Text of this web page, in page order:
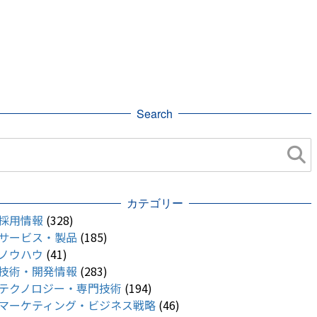
Search
カテゴリー
用情報 (328)
ービス・製品 (185)
ウハウ (41)
術・開発情報 (283)
クノロジー・専門技術 (194)
ーケティング・ビジネス戦略 (46)